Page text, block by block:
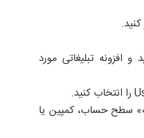
افزونه تبلیغاتی مورد
سطح حساب، کمپین یا